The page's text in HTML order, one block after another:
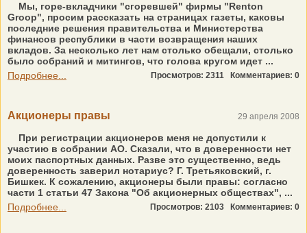
Мы, горе-вкладчики "сгоревшей" фирмы "Renton
Groop", просим рассказать на страницах газеты, каковы
последние решения правительства и Министерства
финансов республики в части возвращения наших
вкладов. За несколько лет нам столько обещали, столько
было собраний и митингов, что голова кругом идет ...
Подробнее...
Просмотров: 2311 Комментариев: 0
Акционеры правы 29 апреля 2008
При регистрации акционеров меня не допустили к
участию в собрании АО. Сказали, что в доверенности нет
моих паспортных данных. Разве это существенно, ведь
доверенность заверил нотариус? Г. Третьяковский, г.
Бишкек. К сожалению, акционеры были правы: согласно
части 1 статьи 47 Закона "Об акционерных обществах", ...
Подробнее...
Просмотров: 2103 Комментариев: 0